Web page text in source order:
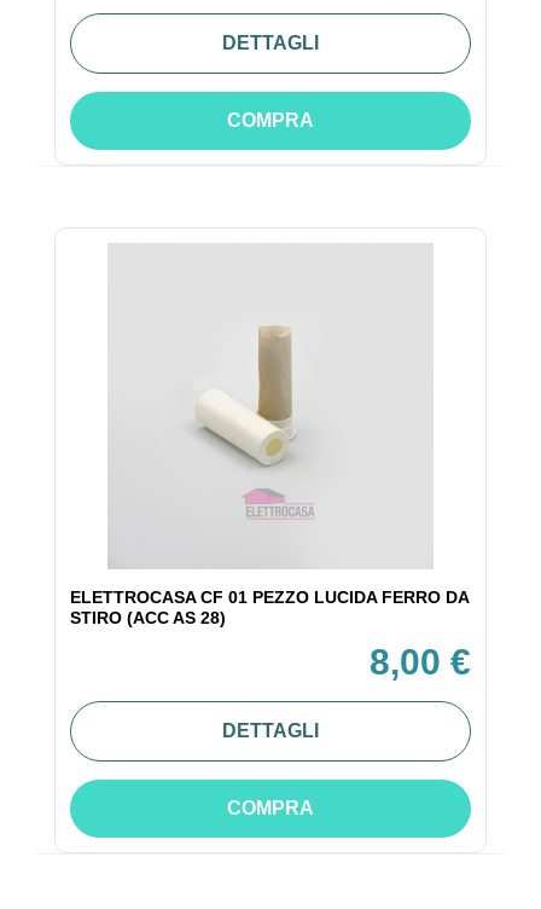
DETTAGLI
COMPRA
ELETTROCASA CF 01 PEZZO LUCIDA FERRO DA
STIRO (ACC AS 28)
8,00 €
DETTAGLI
COMPRA